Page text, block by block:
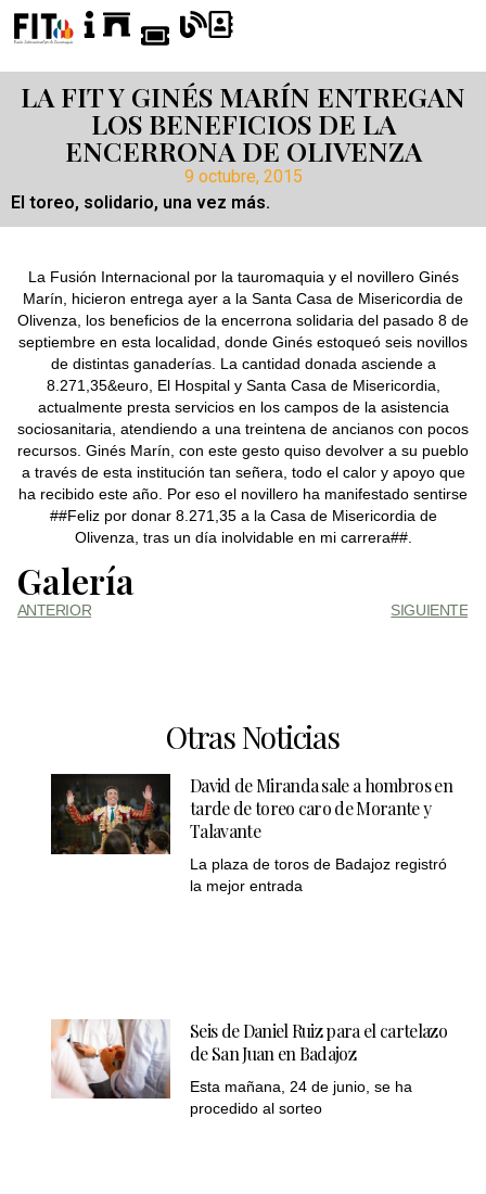
LA FIT Y GINÉS MARÍN ENTREGAN
LOS BENEFICIOS DE LA
ENCERRONA DE OLIVENZA
9 octubre, 2015
El toreo, solidario, una vez más.
La Fusión Internacional por la tauromaquia y el novillero Ginés
Marín, hicieron entrega ayer a la Santa Casa de Misericordia de
Olivenza, los beneficios de la encerrona solidaria del pasado 8 de
septiembre en esta localidad, donde Ginés estoqueó seis novillos
de distintas ganaderías. La cantidad donada asciende a
8.271,35&euro, El Hospital y Santa Casa de Misericordia,
actualmente presta servicios en los campos de la asistencia
sociosanitaria, atendiendo a una treintena de ancianos con pocos
recursos. Ginés Marín, con este gesto quiso devolver a su pueblo
a través de esta institución tan señera, todo el calor y apoyo que
ha recibido este año. Por eso el novillero ha manifestado sentirse
##Feliz por donar 8.271,35 a la Casa de Misericordia de
Olivenza, tras un día inolvidable en mi carrera##.
Galería
ANTERIOR SIGUIENTE
Otras Noticias
David de Miranda sale a hombros en
tarde de toreo caro de Morante y
Talavante
La plaza de toros de Badajoz registró
la mejor entrada
Seis de Daniel Ruiz para el cartelazo
de San Juan en Badajoz
Esta mañana, 24 de junio, se ha
procedido al sorteo